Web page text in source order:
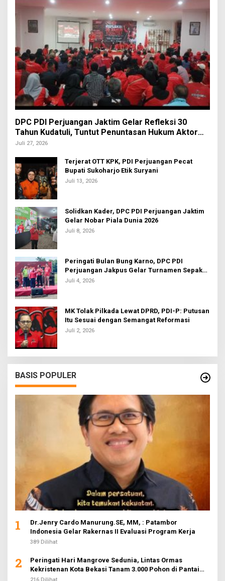
DPC PDI Perjuangan Jaktim Gelar Refleksi 30
Tahun Kudatuli, Tuntut Penuntasan Hukum Aktor
Intelektual
Juli 27, 2026
Terjerat OTT KPK, PDI Perjuangan Pecat
Bupati Sukoharjo Etik Suryani
Juli 13, 2026
Solidkan Kader, DPC PDI Perjuangan Jaktim
Gelar Nobar Piala Dunia 2026
Juli 8, 2026
Peringati Bulan Bung Karno, DPC PDI
Perjuangan Jakpus Gelar Turnamen Sepak
Bola U-20
Juli 4, 2026
MK Tolak Pilkada Lewat DPRD, PDI-P: Putusan
Itu Sesuai dengan Semangat Reformasi
Juli 2, 2026
BASIS POPULER
1
Dr.Jenry Cardo Manurung.SE, MM, : Patambor
Indonesia Gelar Rakernas II Evaluasi Program Kerja
389 Dilihat
2
Peringati Hari Mangrove Sedunia, Lintas Ormas
Kekristenan Kota Bekasi Tanam 3.000 Pohon di Pantai
Sederhana